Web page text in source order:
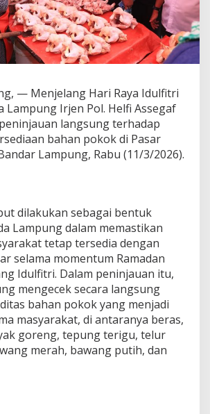
H
a
r
g
a
n
K
e
t
e
r
i
a
a
n
S
e
b
a
k
o
d
i
— Menjelang Hari Raya Idulfitri
Lampung Irjen Pol. Helfi Assegaf
langsung terhadap
bahan pokok di Pasar
Lampung, Rabu (11/3/2026).
dilakukan sebagai bentuk
Lampung dalam memastikan
tetap tersedia dengan
selama momentum Ramadan
Idulfitri. Dalam peninjauan itu,
mengecek secara langsung
bahan pokok yang menjadi
masyarakat, di antaranya beras,
goreng, tepung terigu, telur
merah, bawang putih, dan